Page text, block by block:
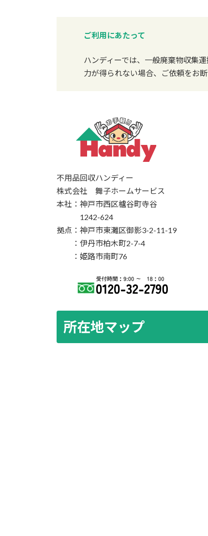
ご利用にあたって
ハンディーでは、一般廃棄物収集
力が得られない場合、ご依頼をお
不用品回収ハンディー
株式会社 舞子ホームサービス
本社：神戸市西区櫨谷町寺谷
1242-624
拠点：神戸市東灘区御影3-2-11-19
：伊丹市柏木町2-7-4
：姫路市南町76
所在地マップ